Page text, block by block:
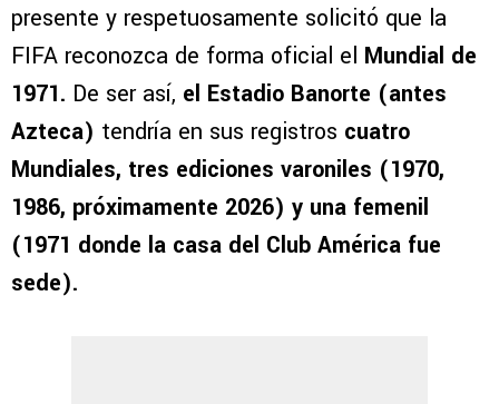
presente y respetuosamente solicitó que la
FIFA reconozca de forma oficial el Mundial de
1971. De ser así, el Estadio Banorte (antes
Azteca) tendría en sus registros cuatro
Mundiales, tres ediciones varoniles (1970,
1986, próximamente 2026) y una femenil
(1971 donde la casa del Club América fue
sede).